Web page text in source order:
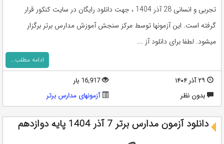
تجربی و انسانی 28 آذر 1404 ، جهت دانلود رایگان در سایت کنکور قرار
گرفته است. این آزمونها توسط مرکز سنجش آموزش مدارس برتر برگزار
میشود. لطفا برای دانلود آز ...
ادامه مطلب...
۲۹ آذر ۱۴۰۴
16,917 بار
بدون نظر
آزمونهای مدارس برتر
دانلود آزمون مدارس برتر 7 آذر 1404 پایه دوازدهم